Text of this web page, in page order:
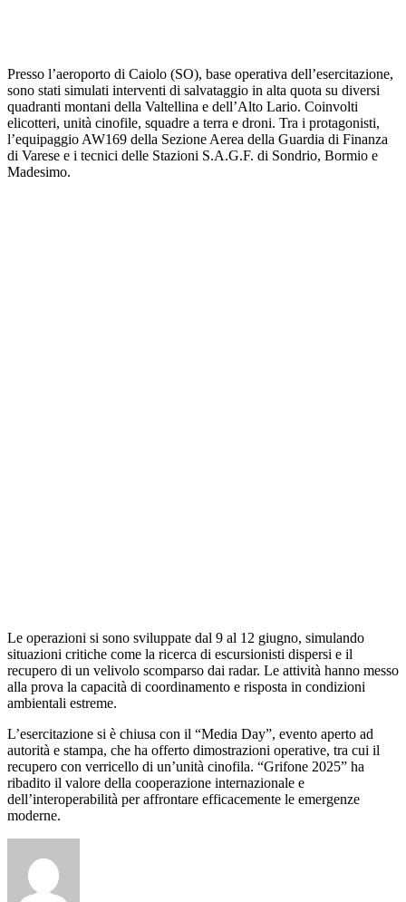
Presso l’aeroporto di Caiolo (SO), base operativa dell’esercitazione,
sono stati simulati interventi di salvataggio in alta quota su diversi
quadranti montani della Valtellina e dell’Alto Lario. Coinvolti
elicotteri, unità cinofile, squadre a terra e droni. Tra i protagonisti,
l’equipaggio AW169 della Sezione Aerea della Guardia di Finanza
di Varese e i tecnici delle Stazioni S.A.G.F. di Sondrio, Bormio e
Madesimo.
Le operazioni si sono sviluppate dal 9 al 12 giugno, simulando
situazioni critiche come la ricerca di escursionisti dispersi e il
recupero di un velivolo scomparso dai radar. Le attività hanno messo
alla prova la capacità di coordinamento e risposta in condizioni
ambientali estreme.
L’esercitazione si è chiusa con il “Media Day”, evento aperto ad
autorità e stampa, che ha offerto dimostrazioni operative, tra cui il
recupero con verricello di un’unità cinofila. “Grifone 2025” ha
ribadito il valore della cooperazione internazionale e
dell’interoperabilità per affrontare efficacemente le emergenze
moderne.